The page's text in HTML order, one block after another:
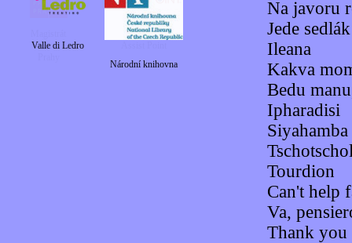
Na javoru
Jede
Ileana
Kakva
Bedu
Ipharadisi
Siyahamba
Tourdion
Can't help
Va,
Thank
Valle di Ledro
Národní knihovna